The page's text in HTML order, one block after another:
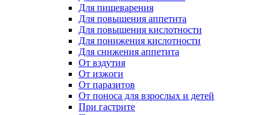
Для пищеварения
Для повышения аппетита
Для повышения кислотности
Для понижения кислотности
Для снижения аппетита
От вздутия
От изжоги
От паразитов
От поноса для взрослых и детей
При гастрите